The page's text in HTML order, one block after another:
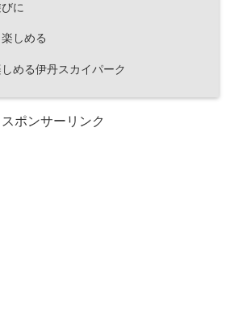
に
しめる
める伊丹スカイパーク
スポンサーリンク